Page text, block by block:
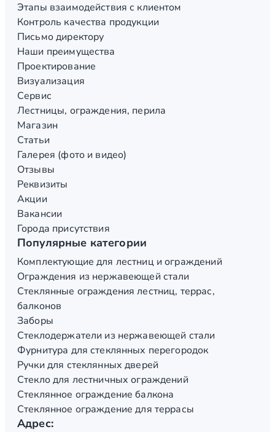
Этапы взаимодействия с клиентом
Контроль качества продукции
Письмо директору
Наши преимущества
Проектирование
Визуализация
Сервис
Лестницы, ограждения, перила
Магазин
Статьи
Галерея (фото и видео)
Отзывы
Реквизиты
Акции
Вакансии
Города присутствия
Популярные категории
Комплектующие для лестниц и ограждений
Ограждения из нержавеющей стали
Стеклянные ограждения лестниц, террас,
балконов
Заборы
Стеклодержатели из нержавеющей стали
Фурнитура для стеклянных перегородок
Ручки для стеклянных дверей
Стекло для лестничных ограждений
Стеклянное ограждение балкона
Стеклянное ограждение для террасы
Адрес: